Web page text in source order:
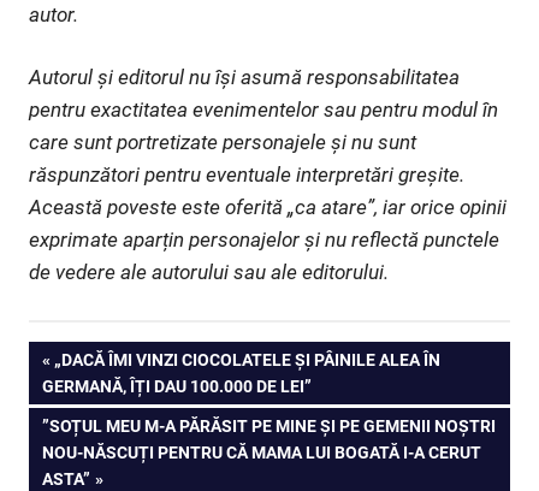
autor.
Autorul și editorul nu își asumă responsabilitatea
pentru exactitatea evenimentelor sau pentru modul în
care sunt portretizate personajele și nu sunt
răspunzători pentru eventuale interpretări greșite.
Această poveste este oferită „ca atare”, iar orice opinii
exprimate aparțin personajelor și nu reflectă punctele
de vedere ale autorului sau ale editorului.
Navigare
în
articole
PREVIOUS
POST:
„DACĂ ÎMI VINZI CIOCOLATELE ȘI PÂINILE ALEA ÎN
GERMANĂ, ÎȚI DAU 100.000 DE LEI”
NEXT
POST:
”SOȚUL MEU M-A PĂRĂSIT PE MINE ȘI PE GEMENII NOȘTRI
NOU-NĂSCUȚI PENTRU CĂ MAMA LUI BOGATĂ I-A CERUT
ASTA”